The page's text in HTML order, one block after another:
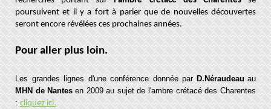
poursuivent et il y a fort à parier que de nouvelles découvertes
seront encore révélées ces prochaines années.
Pour aller plus loin.
Les grandes lignes d'une conférence donnée par D.Néraudeau au
MHN de Nantes en 2009 au sujet de l'ambre crétacé des Charentes
:cliquez ici.